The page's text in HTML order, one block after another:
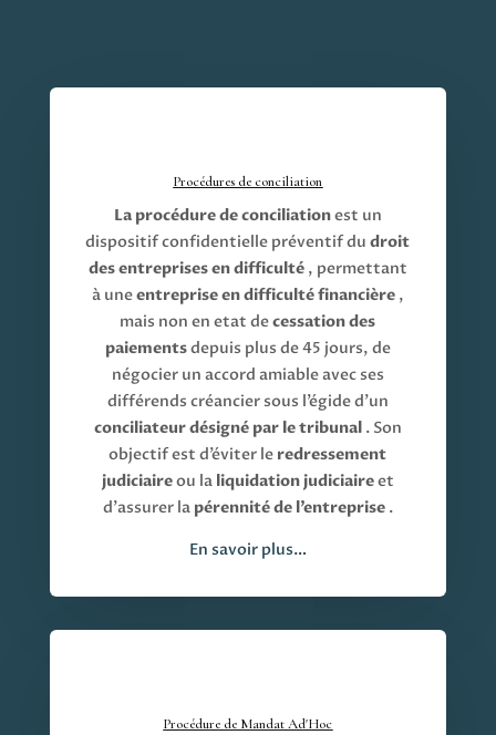
Procédures de conciliation
La procédure de conciliationest un
dispositif confidentielle préventif dudroit
des entreprises en difficulté, permettant
à uneentreprise en difficulté financière,
mais non en etat decessation des
paiementsdepuis plus de 45 jours, de
négocier un accord amiable avec ses
différends créancier sous l’égide d’un
conciliateur désigné par le tribunal. Son
objectif est d’éviter le redressement
judiciaireou la liquidation judiciaireet
d’assurer la pérennité de l’entreprise.
En savoir plus…
Procédure de Mandat Ad'Hoc